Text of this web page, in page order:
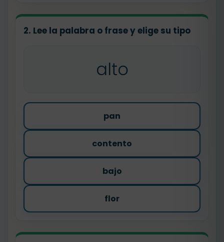
2. Lee la palabra o frase y elige su tipo
alto
pan
contento
bajo
flor